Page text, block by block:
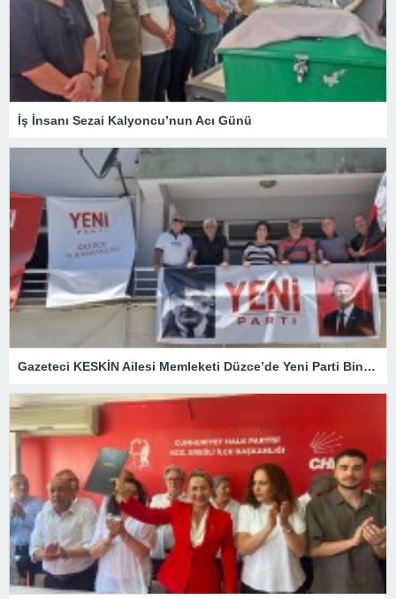
İş İnsanı Sezai Kalyoncu’nun Acı Günü
Gazeteci KESKİN Ailesi Memleketi Düzce’de Yeni Parti Binasını Ziyaret Etti